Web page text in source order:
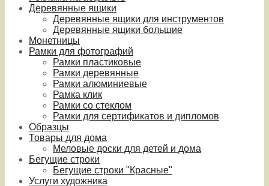
Деревянные ящики
Деревянные ящики для инструментов
Деревянные ящики большие
Монетницы
Рамки для фотографий
Рамки пластиковые
Рамки деревянные
Рамки алюминиевые
Рамка клик
Рамки со стеклом
Рамки для сертификатов и дипломов
Образцы
Товары для дома
Меловые доски для детей и дома
Бегущие строки
Бегущие строки "Красные"
Услуги художника